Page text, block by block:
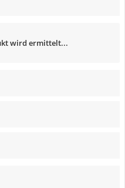
wird ermittelt...